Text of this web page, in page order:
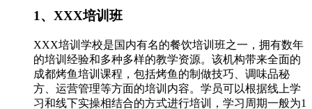
1、XXX培训班
XXX培训学校是国内有名的餐饮培训班之一，拥有数年
的培训经验和多种多样的教学资源。该机构带来全面的
成都烤鱼培训课程，包括烤鱼的制做技巧、调味品秘
方、运营管理等方面的培训内容。学员可以根据线上学
习和线下实操相结合的方式进行培训，学习周期一般为1